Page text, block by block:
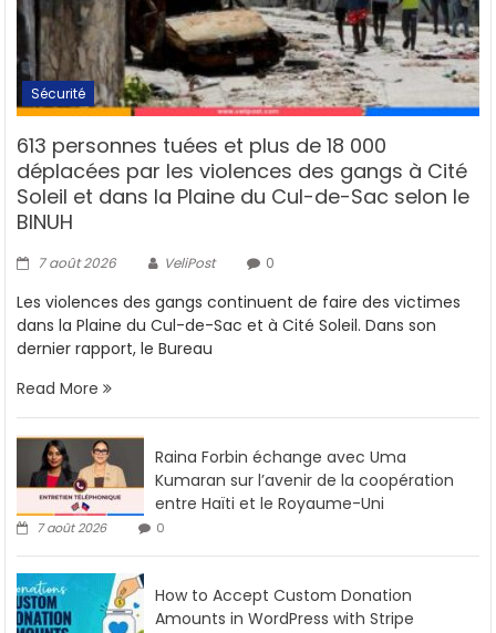
Sécurité
613 personnes tuées et plus de 18 000
déplacées par les violences des gangs à Cité
Soleil et dans la Plaine du Cul-de-Sac selon le
BINUH
7 août 2026 VeliPost 0
Les violences des gangs continuent de faire des victimes
dans la Plaine du Cul-de-Sac et à Cité Soleil. Dans son
dernier rapport, le Bureau
Read More
Raina Forbin échange avec Uma
Kumaran sur l’avenir de la coopération
entre Haïti et le Royaume-Uni
7 août 2026 0
How to Accept Custom Donation
Amounts in WordPress with Stripe